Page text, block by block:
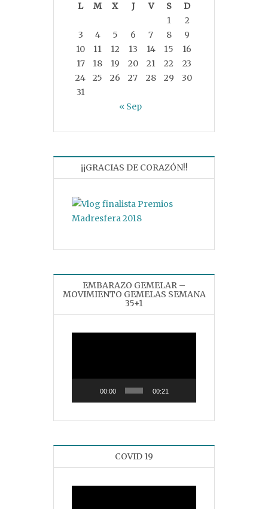
L
M X J V S
D
1
2
3
4 5 6 7 8
9
10
11 12 13 14 15
16
17
18 19 20 21 22
23
24
25 26 27 28 29
30
31
« Sep
¡¡GRACIAS DE CORAZÓN!!
EMBARAZO GEMELAR –
MOVIMIENTO GEMELAS SEMANA
35+1
00:00 00:21
COVID 19